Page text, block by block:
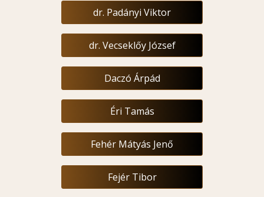
dr. Padányi Viktor
dr. Vecseklőy József
Daczó Árpád
Éri Tamás
Fehér Mátyás Jenő
Fejér Tibor